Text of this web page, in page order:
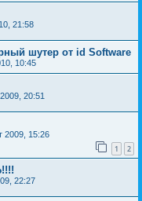
21:58
шутер от id Software
10:45
20:51
2009, 15:26
1 2
22:27